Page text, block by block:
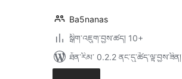
Ba5nanas
སྒྲིག་འཇུག་བྱས་ཚད། 10+
ཐོན་རིམ་ 0.2.2 ནང་དུ་ཚོད་ལྟ་བྱས་ཟིན།